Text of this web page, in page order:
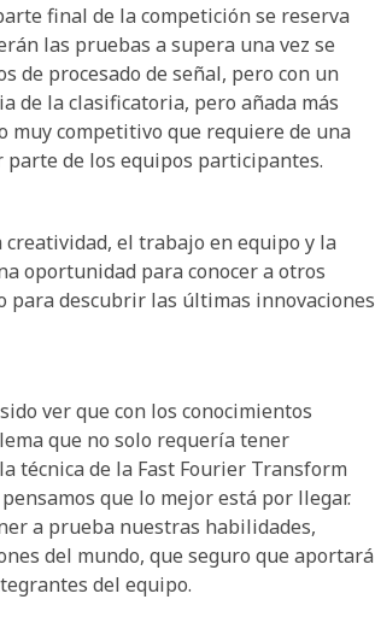
final de la competición se reserva
las pruebas a supera una vez se
de procesado de señal, pero con un
de la clasificatoria, pero añada más
muy competitivo que requiere de una
de los equipos participantes.
el trabajo en equipo y la
oportunidad para conocer a otros
para descubrir las últimas innovaciones
ver que con los conocimientos
que no solo requería tener
técnica de la Fast Fourier Transform
que lo mejor está por llegar.
a prueba nuestras habilidades,
del mundo, que seguro que aportará
del equipo.